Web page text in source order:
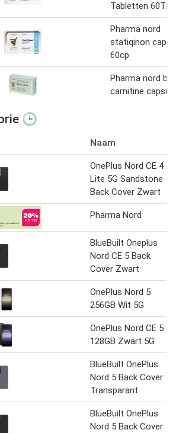
Tabletten 60TB
Pharma nord
statiqinon
60cp
Pharma nord
carnitine
🕒
Naam
OnePlus Nord CE 4
Lite 5G Sandstone
Back Cover Zwart
Pharma Nord
BlueBuilt Oneplus
Nord CE 5 Back
Cover Zwart
OnePlus Nord 5
256GB Wit 5G
OnePlus Nord CE 5
128GB Zwart 5G
BlueBuilt OnePlus
Nord 5 Back Cover
Transparant
BlueBuilt OnePlus
Nord 5 Back Cover